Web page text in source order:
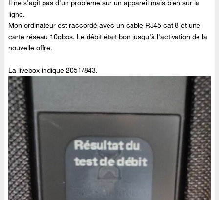
Il ne s'agit pas d'un problème sur un appareil mais bien sur la
ligne.
Mon ordinateur est raccordé avec un cable RJ45 cat 8 et une
carte réseau 10gbps. Le débit était bon jusqu'à l'activation de la
nouvelle offre.
La livebox indique 2051/843.